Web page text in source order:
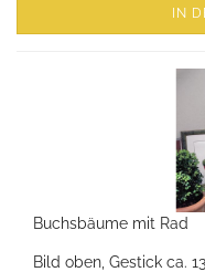
IN
Buchsbäume mit Rad
Bild oben, Gestick ca.